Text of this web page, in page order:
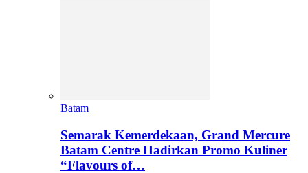
Batam
Semarak Kemerdekaan, Grand Mercure
Batam Centre Hadirkan Promo Kuliner
“Flavours of…